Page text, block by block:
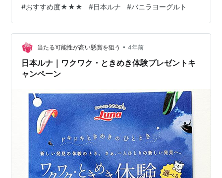
桃」は山梨県産の白桃果汁（1％）を使用しているそうで
す。 ほんのりと色づいたヨーグルトがおいしそうです。
なめらかな口当たりと芳醇な白桃の味わいが素晴らしい
です。 カミさん これは本当においしい！ 「バニラヨー
グルト（プレーン）」と「バニラヨーグルト 福岡あまお
う苺」 「バニラヨーグル…
#おすすめ度★★★ #日本ルナ #バニラヨーグルト
当たる可能性が高い懸賞を狙う • 4年前
日本ルナ｜ワクワク・ときめき体験プレゼントキ
ャンペーン